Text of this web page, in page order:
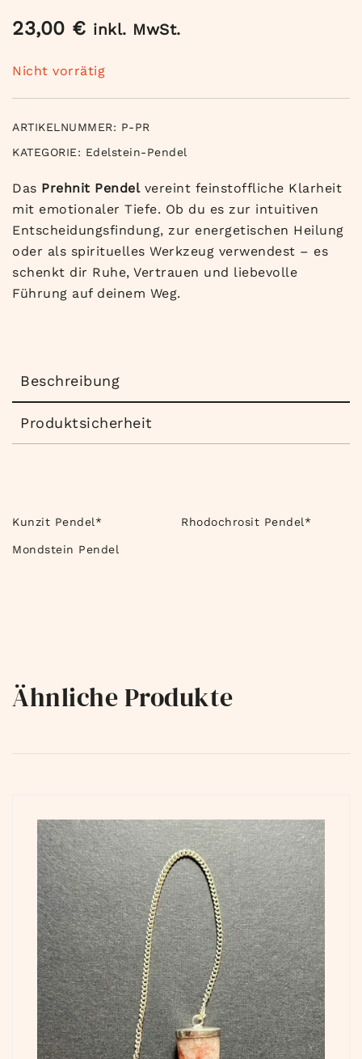
23,00 € inkl. MwSt.
Nicht vorrätig
ARTIKELNUMMER: P-PR
KATEGORIE: Edelstein-Pendel
Das Prehnit Pendelvereint feinstoffliche Klarheit
mit emotionaler Tiefe. Ob du es zur intuitiven
Entscheidungsfindung, zur energetischen Heilung
oder als spirituelles Werkzeug verwendest – es
schenkt dir Ruhe, Vertrauen und liebevolle
Führung auf deinem Weg.
Beschreibung
Produktsicherheit
Kunzit Pendel* Rhodochrosit Pendel*
Mondstein Pendel
Ähnliche Produkte